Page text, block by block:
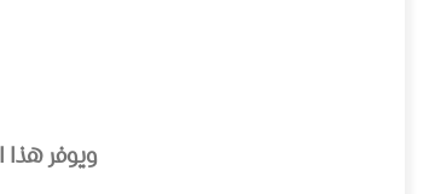
ويوفر هذا الفندق ذو الـ 4 نجوم خدمة الواي